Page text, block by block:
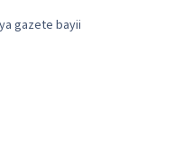
gazete bayii